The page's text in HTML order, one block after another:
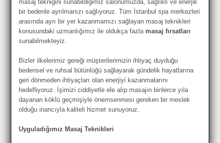
masaj tekniğini sunabildiğimiz salonumuzda, sağlıklı ve enerjik
bir bedenle ayrılmanızı sağlıyoruz. Tüm İstanbul spa merkezleri
arasında ayrı bir yer kazanmamızı sağlayan masaj teknikleri
konusundaki uzmanlığımız ile oldukça fazla masaj fırsatları
sunabilmekteyiz.
Bizler ilkelerimiz gereği müşterilerimizin ihtiyaç duyduğu
bedensel ve ruhsal bütünlüğü sağlayarak gündelik hayatlarına
geri dönmeden ihtiyaçları olan enerjiyi kazanmalarını
hedefliyoruz. İşimizi ciddiyetle ele alıp masajın binlerce yıla
dayanan köklü geçmişiyle önemsenmesi gereken bir meslek
olduğu inancıyla kaliteli hizmet sunuyoruz.
Uyguladığımız Masaj Teknikleri